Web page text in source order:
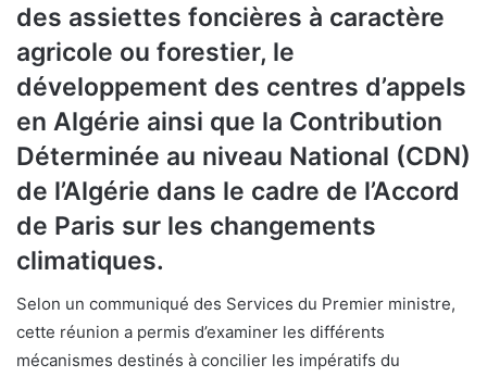
des assiettes foncières à caractère
agricole ou forestier, le
développement des centres d’appels
en Algérie ainsi que la Contribution
Déterminée au niveau National (CDN)
de l’Algérie dans le cadre de l’Accord
de Paris sur les changements
climatiques.
Selon un communiqué des Services du Premier ministre,
cette réunion a permis d’examiner les différents
mécanismes destinés à concilier les impératifs du